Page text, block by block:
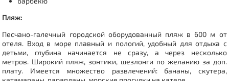
Пляж:
Песчано-галечный городской оборудованный пляж в 600 м от
отеля. Вход в море плавный и пологий, удобный для отдыха с
детьми, глубина начинается не сразу, а через несколько
метров. Широкий пляж, зонтики, шезлонги по желанию за доп.
плату. Имеется множество развлечений: бананы, скутера,